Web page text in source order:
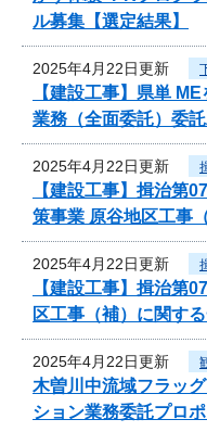
ル募集【選定結果】
2025年4月22日更新
【建設工事】県単
業務（全面委託）委
2025年4月22日更新
【建設工事】揖治第
策事業 原谷地区工事
2025年4月22日更新
【建設工事】揖治第
区工事（補）に関す
2025年4月22日更新
木曽川中流域フラッ
ション業務委託プロ